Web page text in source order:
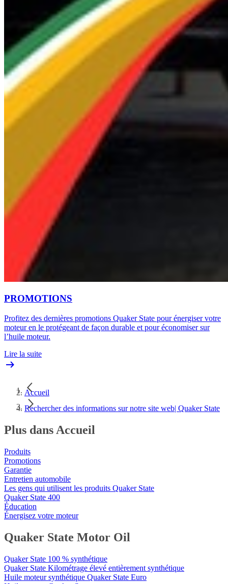
PROMOTIONS
Profitez des dernières promotions Quaker State pour énergiser votre
moteur en le protégeant de façon durable et pour économiser sur
l’huile moteur.
Lire la suite
Accueil
Rechercher des informations sur notre site web| Quaker State
Plus dans Accueil
Produits
Promotions
Garantie
Entretien automobile
Les gens qui utilisent les produits Quaker State
Quaker State 400
Éducation
Énergisez votre moteur
Quaker State Motor Oil
Quaker State 100 % synthétique
Quaker State Kilométrage élevé entièrement synthétique
Huile moteur synthétique Quaker State Euro